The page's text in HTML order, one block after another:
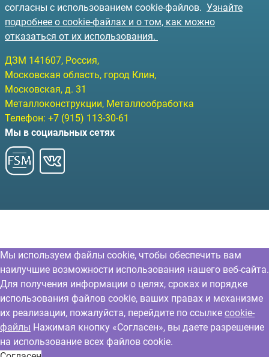
согласны с использованием cookie-файлов. Узнайте
подробнее о cookie-файлах и о том, как можно
отказаться от их использования.
ДЗМ 141607, Россия,
Московская область, город Клин,
Московская, д. 31
Металлоконструкции, Металлообработка
Телефон: +7 (915) 113-30-61
Мы в социальных сетях
Мы используем файлы cookie, чтобы обеспечить вам
наилучшие возможности использования нашего веб-сайта.
Для получения информации о целях, сроках и порядке
использования файлов cookie, ваших правах и механизме
их реализации, пожалуйста, перейдите по ссылке cookie-
файлы Нажимая кнопку «Согласен», вы даете разрешение
на использование всех файлов cookie.